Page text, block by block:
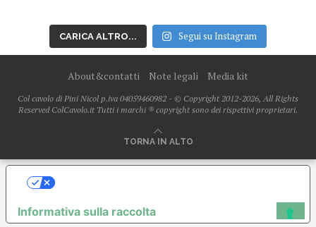
CARICA ALTRO... Segui su Instagram
About&contatti Note legali Media kit
Col cavolo di Pini Nicol p.iva 04059460982 - © Copyright 2012-2026, All Rights
Reserved ColCavolo.it Tutti i marchi ® copyright sono dei rispettivi proprietari.
TORNA IN ALTO
Informativa sulla raccolta